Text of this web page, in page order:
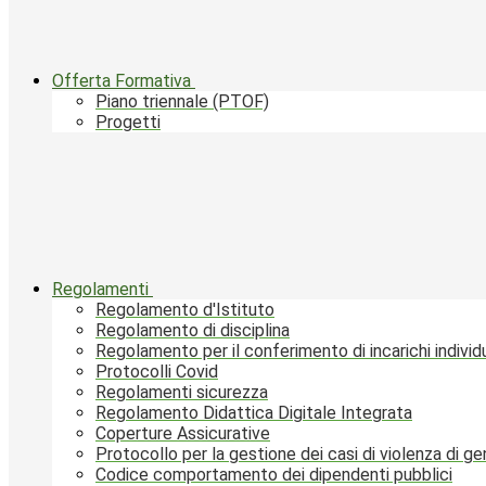
Offerta Formativa
Piano triennale (PTOF)
Progetti
Regolamenti
Regolamento d'Istituto
Regolamento di disciplina
Regolamento per il conferimento di incarichi
Protocolli Covid
Regolamenti sicurezza
Regolamento Didattica Digitale Integrata
Coperture Assicurative
Protocollo per la gestione dei casi di violenza di
Codice comportamento dei dipendenti pubblici